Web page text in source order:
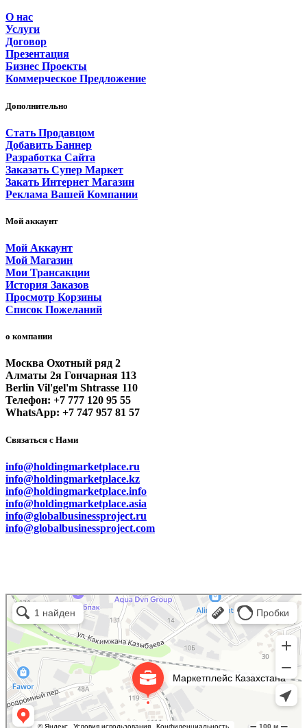
О нас
Услуги
Договор
Презентация
Бизнес Проекты
Коммерческое Предложение
Дополнительно
Стать Продавцом
Добавить Баннер
Разработка Сайта
Заказать Супер Маркет
Закать Интернет Магазин
Реклама Вашей Компании
Мой аккаунт
Мой Аккаунт
Мой Магазин
Мои Трансакции
История Заказов
Просмотр Корзины
Список Пожеланий
о компании
Москва Охотный ряд 2
Алматы 2я Гончарная 113
Berlin Vil'gel'm Shtrasse 110
Телефон: +7 777 120 95 55
WhatsApp: +7 747 957 81 57
Связаться с Нами
info@holdingmarketplace.ru
info@holdingmarketplace.kz
info@holdingmarketplace.info
info@holdingmarketplace.asia
info@globalbusinessproject.ru
info@globalbusinessproject.com
Маркетплейс Казахстана
Рекламное агентство в Алматы
Информационное агентство в Алматы